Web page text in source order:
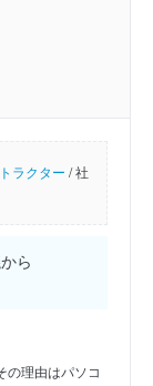
ラクター /社
ら
の理由はパソコ